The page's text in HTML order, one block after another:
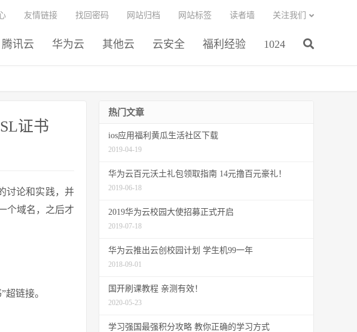
腾讯云 华为云 其他云 云安全 福利经验 1024
友情链接 找回密码 网站归档 网站标签 读者墙 关注我们
证书
讨论和实践，并
个域名，之后才
链接。
热门文章
ios应用福利黄瓜生活社区下载
2019-04-19
华为云百元沃土礼包领取指南 14元撸百元豪礼！
2019-06-18
2019华为云校园大使招募正式开启
2019-07-18
华为云推出云创校园计划 学生机99一年
2018-09-01
国开刷课教程 亲测有效！
2020-05-23
学习强国最强积分攻略 教你正确的学习方式